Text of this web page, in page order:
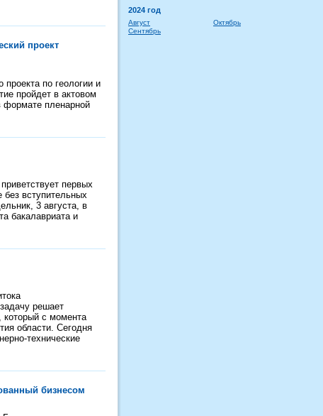
проект
проекта по геологии и
пройдет в актовом
формате пленарной
первых
вступительных
3 августа, в
бакалавриата и
решает
который с момента
области. Сегодня
технические
бизнесом
2024 год
Август
Сентябрь
Октябрь